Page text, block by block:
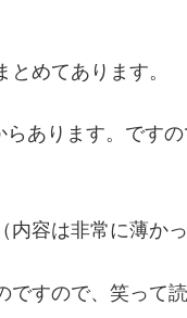
めてあります。
あります。です
内容は非常に薄か
すので、笑って